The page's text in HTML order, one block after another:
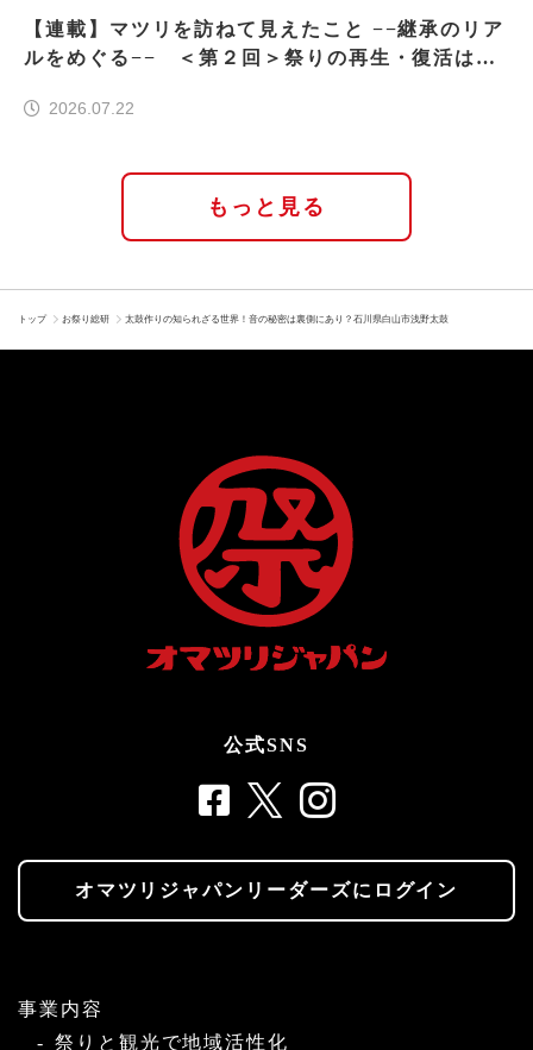
【連載】マツリを訪ねて見えたこと −−継承のリア
ルをめぐる−− ＜第２回＞祭りの再生・復活はな
2026.07.22
もっと見る
トップ お祭り総研 太鼓作りの知られざる世界！音の秘密は裏側にあり？石川県白山市浅野太鼓
公式SNS
オマツリジャパンリーダーズにログイン
事業内容
祭りと観光で地域活性化